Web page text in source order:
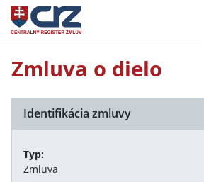
Zmluva o dielo
Identifikácia zmluvy
Typ:
Zmluva